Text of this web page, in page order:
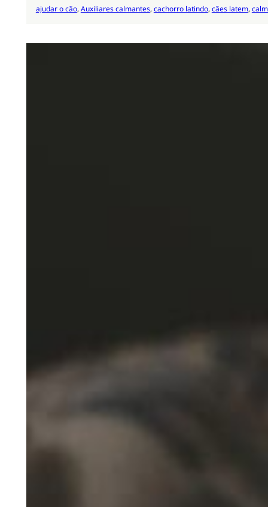
ajudar o cão, Auxiliares calmantes, cachorro latindo, cães latem,